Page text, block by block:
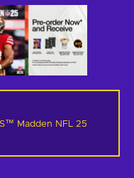
Madden NFL 25